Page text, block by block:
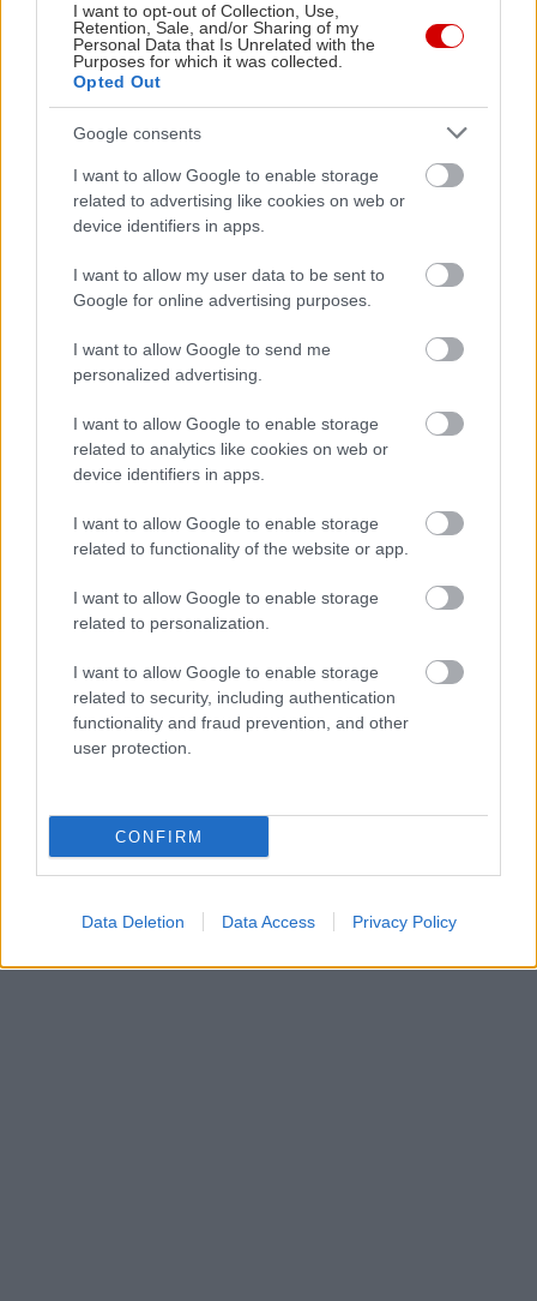
I want to opt-out of Collection, Use,
Retention, Sale, and/or Sharing of my
Personal Data that Is Unrelated with the
Purposes for which it was collected.
Opted Out
Google consents
I want to allow Google to enable storage
related to advertising like cookies on web or
device identifiers in apps.
I want to allow my user data to be sent to
Google for online advertising purposes.
I want to allow Google to send me
personalized advertising.
I want to allow Google to enable storage
related to analytics like cookies on web or
device identifiers in apps.
I want to allow Google to enable storage
related to functionality of the website or app.
I want to allow Google to enable storage
related to personalization.
I want to allow Google to enable storage
related to security, including authentication
functionality and fraud prevention, and other
user protection.
CONFIRM
Data Deletion Data Access Privacy Policy
PODCASTS
Η Maria Rolls χωρίς φίλτρο
με τον